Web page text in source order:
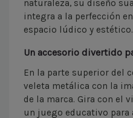
naturaleza, su diseño
integra a la perfección
espacio lúdico y estético.
Un accesorio divertido
En la parte superior del
veleta metálica con la
de la marca. Gira con el
un juego educativo para